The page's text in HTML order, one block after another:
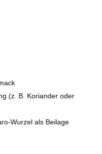
(z. B. Koriander oder
Wurzel als Beilage